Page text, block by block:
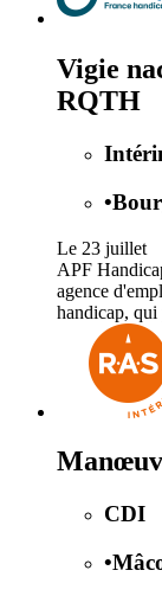
Vigie
RQTH
•
Le 23 juillet
APF
agence
handicap, qui
CDI
•